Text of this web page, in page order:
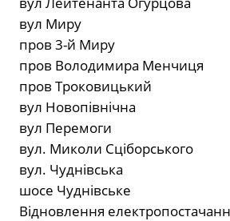
вул Миру
пров 3-й Миру
пров Володимира Менчиця
пров Троковицький
вул Новопівнічна
вул Перемоги
вул. Миколи Сціборського
вул. Чуднівська
шосе Чуднівське
Відновлення